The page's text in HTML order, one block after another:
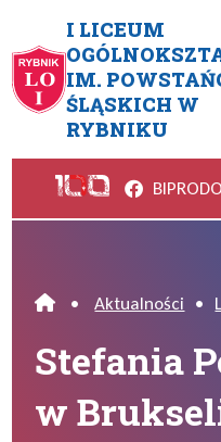
I LICEUM
IM.
ŚLĄSKICH W
RYBNIKU
Stefania
Facebook
BIPRODO
Home
• Aktualności •
Stefania
w